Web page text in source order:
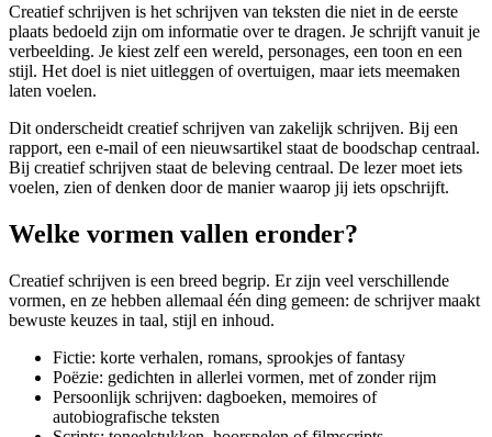
Creatief schrijven is het schrijven van teksten die niet in de eerste
plaats bedoeld zijn om informatie over te dragen. Je schrijft vanuit je
verbeelding. Je kiest zelf een wereld, personages, een toon en een
stijl. Het doel is niet uitleggen of overtuigen, maar iets meemaken
laten voelen.
Dit onderscheidt creatief schrijven van zakelijk schrijven. Bij een
rapport, een e-mail of een nieuwsartikel staat de boodschap centraal.
Bij creatief schrijven staat de beleving centraal. De lezer moet iets
voelen, zien of denken door de manier waarop jij iets opschrijft.
Welke vormen vallen eronder?
Creatief schrijven is een breed begrip. Er zijn veel verschillende
vormen, en ze hebben allemaal één ding gemeen: de schrijver maakt
bewuste keuzes in taal, stijl en inhoud.
Fictie: korte verhalen, romans, sprookjes of fantasy
Poëzie: gedichten in allerlei vormen, met of zonder rijm
Persoonlijk schrijven: dagboeken, memoires of
autobiografische teksten